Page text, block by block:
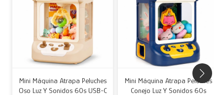
Mini Máquina Atrapa Peluches
Oso Luz Y Sonidos 60s USB-C
Mini Máquina Atrapa Peluches
Conejo Luz Y Sonidos 60s